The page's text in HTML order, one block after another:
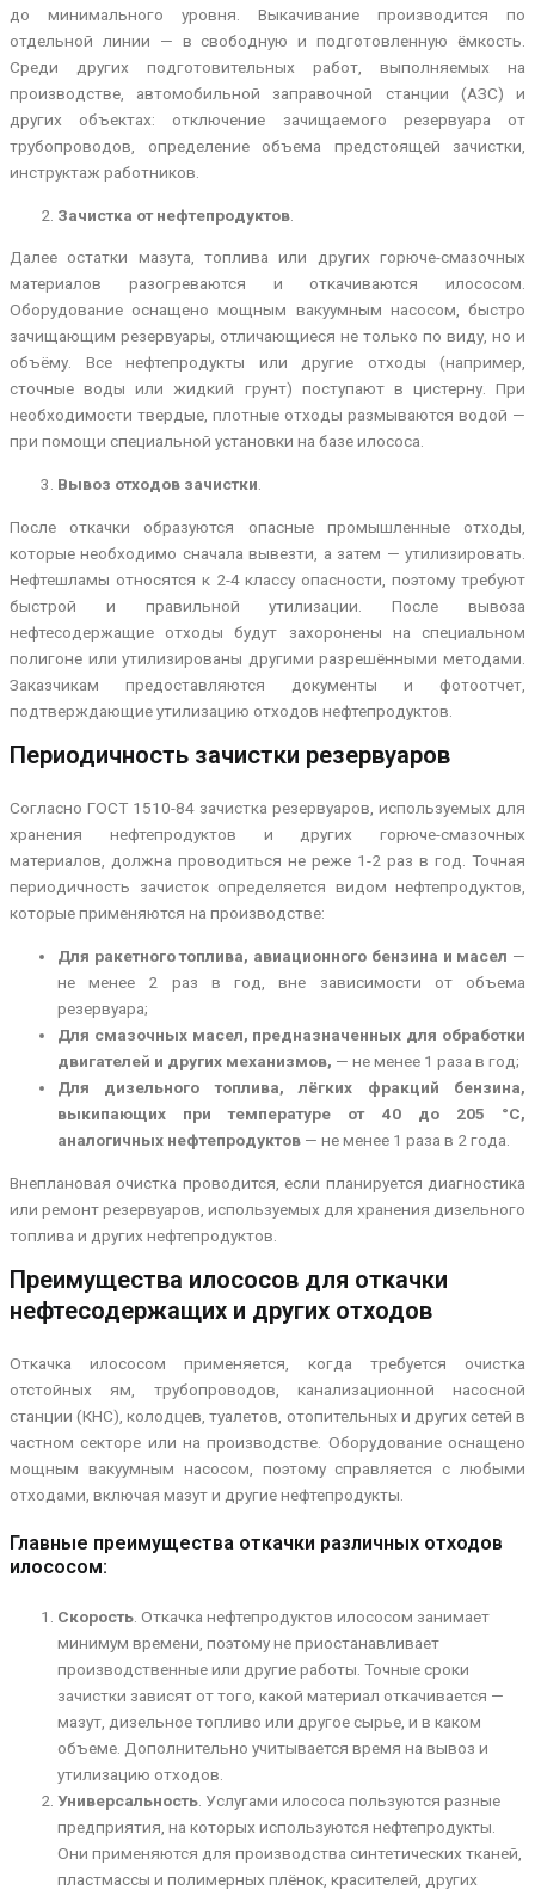
до минимального уровня. Выкачивание производится по
отдельной линии — в свободную и подготовленную ёмкость.
Среди других подготовительных работ, выполняемых на
производстве, автомобильной заправочной станции (АЗС) и
других объектах: отключение зачищаемого резервуара от
трубопроводов, определение объема предстоящей зачистки,
инструктаж работников.
Зачистка от нефтепродуктов
Далее остатки мазута, топлива или других горюче-смазочных
материалов разогреваются и откачиваются илососом.
Оборудование оснащено мощным вакуумным насосом, быстро
зачищающим резервуары, отличающиеся не только по виду, но и
объёму. Все нефтепродукты или другие отходы (например,
сточные воды или жидкий грунт) поступают в цистерну. При
необходимости твердые, плотные отходы размываются водой —
при помощи специальной установки на базе илососа.
Вывоз отходов зачистки
После откачки образуются опасные промышленные отходы,
которые необходимо сначала вывезти, а затем — утилизировать.
Нефтешламы относятся к 2-4 классу опасности, поэтому требуют
быстрой и правильной утилизации. После вывоза
нефтесодержащие отходы будут захоронены на специальном
полигоне или утилизированы другими разрешёнными методами.
Заказчикам предоставляются документы и фотоотчет,
подтверждающие утилизацию отходов нефтепродуктов.
Периодичность зачистки резервуаров
Согласно ГОСТ 1510-84 зачистка резервуаров, используемых для
хранения нефтепродуктов и других горюче-смазочных
материалов, должна проводиться не реже 1-2 раз в год. Точная
периодичность зачисток определяется видом нефтепродуктов,
которые применяются на производстве:
Для ракетного топлива, авиационного бензина и масел —
не менее 2 раз в год, вне зависимости от объема
резервуара;
Для смазочных масел, предназначенных для обработки
двигателей и других механизмов, — не менее 1 раза в год;
Для дизельного топлива, лёгких фракций бензина,
выкипающих при температуре от 40 до 205 °С,
аналогичных нефтепродуктов — не менее 1 раза в 2 года.
Внеплановая очистка проводится, если планируется диагностика
или ремонт резервуаров, используемых для хранения дизельного
топлива и других нефтепродуктов.
Преимущества илососов для откачки
нефтесодержащих и других отходов
Откачка илососом применяется, когда требуется очистка
отстойных ям, трубопроводов, канализационной насосной
станции (КНС), колодцев, туалетов, отопительных и других сетей в
частном секторе или на производстве. Оборудование оснащено
мощным вакуумным насосом, поэтому справляется с любыми
отходами, включая мазут и другие нефтепродукты.
Главные преимущества откачки различных отходов
илососом:
Скорость. Откачка нефтепродуктов илососом занимает
минимум времени, поэтому не приостанавливает
производственные или другие работы. Точные сроки
зачистки зависят от того, какой материал откачивается —
мазут, дизельное топливо или другое сырье, и в каком
объеме. Дополнительно учитывается время на вывоз и
утилизацию отходов.
Универсальность. Услугами илососа пользуются разные
предприятия, на которых используются нефтепродукты.
Они применяются для производства синтетических тканей,
пластмассы и полимерных плёнок, красителей, других